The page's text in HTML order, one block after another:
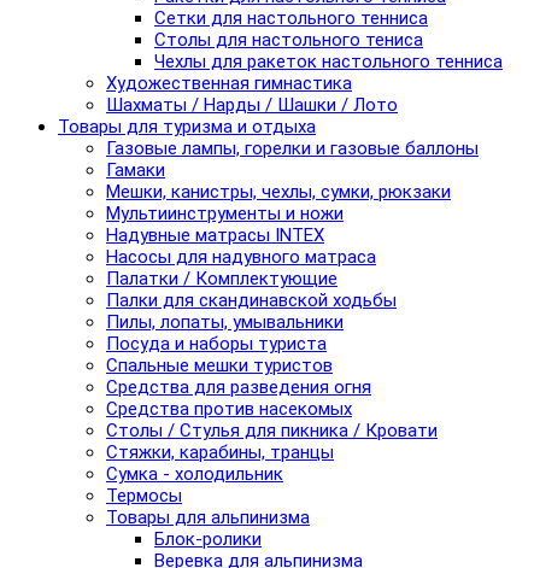
Сетки для настольного тенниса
Столы для настольного тениса
Чехлы для ракеток настольного тенниса
Художественная гимнастика
Шахматы / Нарды / Шашки / Лото
Товары для туризма и отдыха
Газовые лампы, горелки и газовые баллоны
Гамаки
Мешки, канистры, чехлы, сумки, рюкзаки
Мультиинструменты и ножи
Надувные матрасы INTEX
Насосы для надувного матраса
Палатки / Комплектующие
Палки для скандинавской ходьбы
Пилы, лопаты, умывальники
Посуда и наборы туриста
Спальные мешки туристов
Средства для разведения огня
Средства против насекомых
Столы / Стулья для пикника / Кровати
Стяжки, карабины, транцы
Сумка - холодильник
Термосы
Товары для альпинизма
Блок-ролики
Веревка для альпинизма